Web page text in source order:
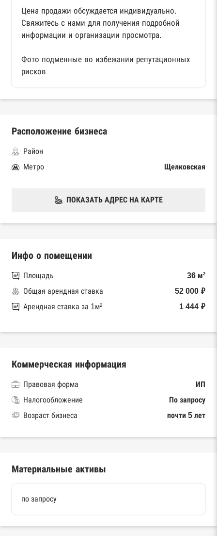
Цена продажи обсуждается индивидуально.
Свяжитесь с нами для получения подробной
информации и организации просмотра.
Фото подменные во избежании репутационных
рисков
Расположение бизнеса
Район
Метро
Щелковская
ПОКАЗАТЬ АДРЕС НА КАРТЕ
Инфо о помещении
Площадь
36 м²
Общая арендная ставка
52 000 ₽
Арендная ставка за 1м²
1 444 ₽
Коммерческая информация
Правовая форма
ИП
Налогообложение
По запросу
Возраст бизнеса
почти 5 лет
Материальные активы
по запросу